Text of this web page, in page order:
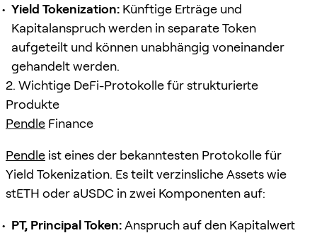
Yield Tokenization: Künftige Erträge und
Kapitalanspruch werden in separate Token
aufgeteilt und können unabhängig voneinander
gehandelt werden.
2. Wichtige DeFi-Protokolle für strukturierte
Produkte
Pendle Finance
Pendle ist eines der bekanntesten Protokolle für
Yield Tokenization. Es teilt verzinsliche Assets wie
stETH oder aUSDC in zwei Komponenten auf:
PT, Principal Token:Anspruch auf den Kapitalwert